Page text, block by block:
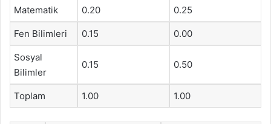
Matematik 0.20 0.25
Fen Bilimleri 0.15 0.00
Sosyal
Bilimler
0.15 0.50
Toplam 1.00 1.00